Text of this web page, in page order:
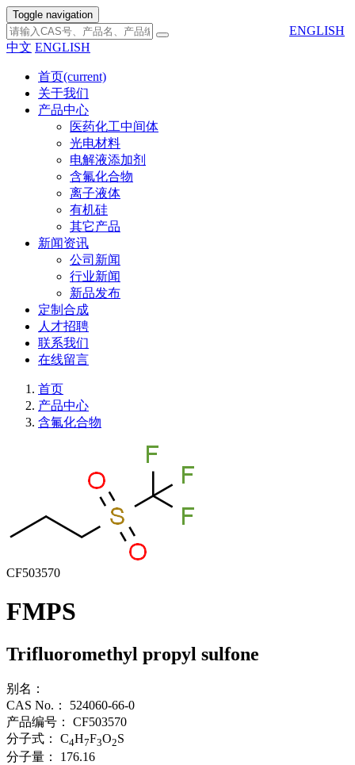
Toggle navigation
ENGLISH
中文 ENGLISH
首页(current)
关于我们
产品中心
医药化工中间体
光电材料
电解液添加剂
含氟化合物
离子液体
有机硅
其它产品
新闻资讯
公司新闻
行业新闻
新品发布
定制合成
人才招聘
联系我们
在线留言
首页
产品中心
含氟化合物
CF503570
FMPS
Trifluoromethyl propyl sulfone
别名：
CAS No.：
524060-66-0
产品编号：
CF503570
分子式：
C4H7F3O2S
分子量：
176.16